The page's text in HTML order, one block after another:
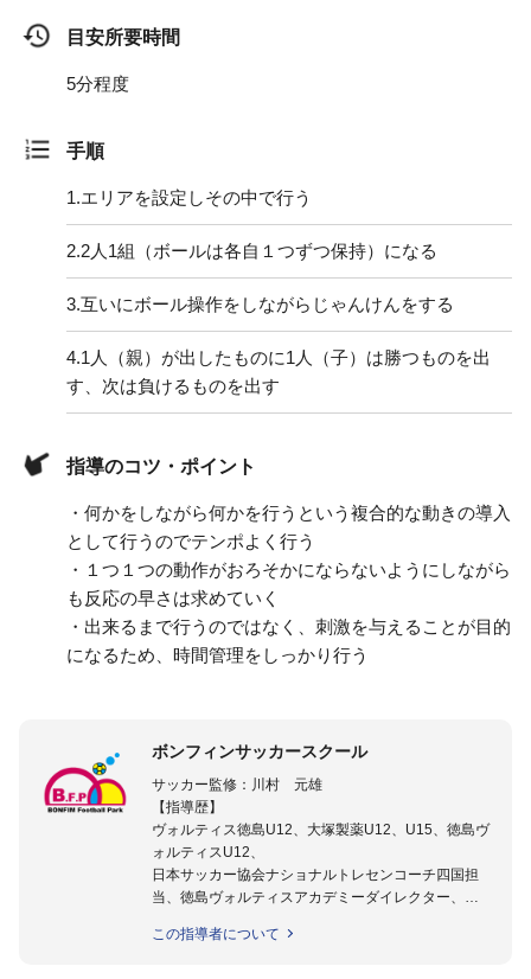
目安所要時間
5分程度
手順
1.エリアを設定しその中で行う
2.2人1組（ボールは各自１つずつ保持）になる
3.互いにボール操作をしながらじゃんけんをする
4.1人（親）が出したものに1人（子）は勝つものを出
す、次は負けるものを出す
指導のコツ・ポイント
・何かをしながら何かを行うという複合的な動きの導入
として行うのでテンポよく行う
・１つ１つの動作がおろそかにならないようにしながら
も反応の早さは求めていく
・出来るまで行うのではなく、刺激を与えることが目的
になるため、時間管理をしっかり行う
ボンフィンサッカースクール
サッカー監修：川村 元雄
【指導歴】
ヴォルティス徳島U12、大塚製薬U12、U15、徳島ヴ
ォルティスU12、
日本サッカー協会ナショナルトレセンコーチ四国担
当、徳島ヴォルティスアカデミーダイレクター、
日本サッカー協会公認B級養成講習会インストラクタ
この指導者について